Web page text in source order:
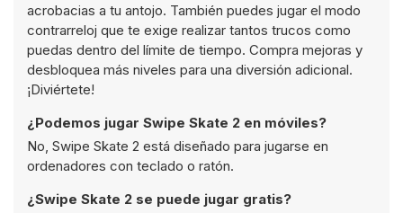
acrobacias a tu antojo. También puedes jugar el modo
contrarreloj que te exige realizar tantos trucos como
puedas dentro del límite de tiempo. Compra mejoras y
desbloquea más niveles para una diversión adicional.
¡Diviértete!
¿Podemos jugar Swipe Skate 2 en móviles?
No, Swipe Skate 2 está diseñado para jugarse en
ordenadores con teclado o ratón.
¿Swipe Skate 2 se puede jugar gratis?